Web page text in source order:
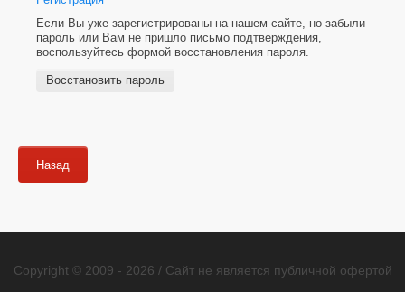
Если Вы уже зарегистрированы на нашем сайте, но забыли
пароль или Вам не пришло письмо подтверждения,
воспользуйтесь формой восстановления пароля.
Восстановить пароль
Назад
Copyright © 2009 - 2026 / Сайт не является публичной офертой